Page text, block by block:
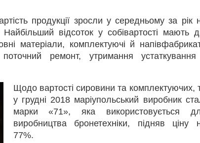
продукції зросли у середньому за рік
відсоток у собівартості мають
матеріали, комплектуючі й
ремонт, утримання устаткування
Щодо вартості сировини та комплектуючих,
у грудні 2018 маріупольський виробник
марки «71», яка використовується
виробництва бронетехніки, підняв ціну
77%.